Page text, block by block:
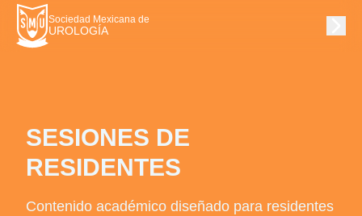
Sociedad Mexicana de
UROLOGÍA
SESIONES DE
RESIDENTES
Contenido académico diseñado para residentes